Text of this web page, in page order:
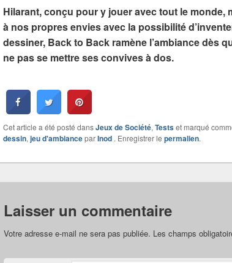
Hilarant, conçu pour y jouer avec tout le monde,
à nos propres envies avec la possibilité
dessiner, Back to Back ramène l’ambiance dès
ne pas se mettre ses convives à dos.
Cet article a été posté dansJeux de Société,Testset marqué
dessin,jeu d'ambianceparInod . Enregistrer le permalien.
Laisser un commentaire
Votre adresse e-mail ne sera pas publiée. Les champs